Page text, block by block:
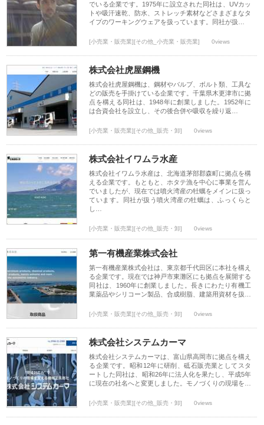
でいる企業です。1975年に設立された同社は、UVカッ
トや吸汗速乾、防水、ストレッチ素材などさまざまなタ
イプのワーキングウェアを扱っています。同社が扱…
[小売業・販売業][その他_小売業・販売業] 0views
株式会社虎屋鋼機
株式会社虎屋鋼機は、鋼材やバルブ、ボルト類、工具な
どの販売を手掛けている企業です。千葉県木更津市に拠
点を構える同社は、1948年に創業しました。1952年に
は合資会社を設立し、その後合併や吸収を繰り返…
[小売業・販売業][その他_販売・卸] 0views
株式会社イワムラ水産
株式会社イワムラ水産は、北海道茅部郡森町に拠点を構
える企業です。もともと、ホタテ漁を中心に事業を営ん
でいましたが、現在では噴火湾産の牡蠣をメインに扱っ
ています。同社が扱う噴火湾産の牡蠣は、ふっくらと
し…
[小売業・販売業][その他_販売・卸] 0views
第一有機産業株式会社
第一有機産業株式会社は、東京都千代田区に本社を構え
る企業です。現在では神戸市東灘区にも拠点を展開する
同社は、1960年に創業しました。長きにわたり有機工
業薬品やシリコーン製品、合成樹脂、建築用資材を扱…
[小売業・販売業][その他_販売・卸] 0views
株式会社システムカーマ
株式会社システムカーマは、富山県高岡市に拠点を構え
る企業です。昭和12年に研削、砥石販売業としてスタ
ートした同社は、昭和26年に法人化を果たし、平成5年
に現在の社名へと変更しました。モノづくりの現場を…
[小売業・販売業][その他_販売・卸] 0views